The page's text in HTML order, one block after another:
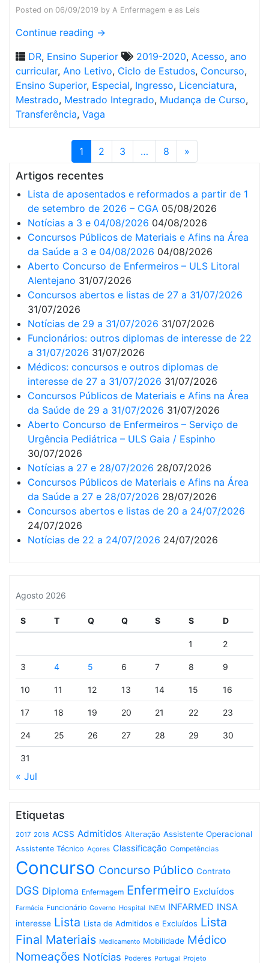
Posted on 06/09/2019 by A Enfermagem e as Leis
Continue reading →
DR, Ensino Superior 2019-2020, Acesso, ano
curricular, Ano Letivo, Ciclo de Estudos, Concurso,
Ensino Superior, Especial, Ingresso, Licenciatura,
Mestrado, Mestrado Integrado, Mudança de Curso,
Transferência, Vaga
1 2 3 … 8 »
Artigos recentes
Lista de aposentados e reformados a partir de 1
de setembro de 2026 – CGA 05/08/2026
Notícias a 3 e 04/08/2026 04/08/2026
Concursos Públicos de Materiais e Afins na Área
da Saúde a 3 e 04/08/2026 04/08/2026
Aberto Concurso de Enfermeiros – ULS Litoral
Alentejano 31/07/2026
Concursos abertos e listas de 27 a 31/07/2026
31/07/2026
Notícias de 29 a 31/07/2026 31/07/2026
Funcionários: outros diplomas de interesse de 22
a 31/07/2026 31/07/2026
Médicos: concursos e outros diplomas de
interesse de 27 a 31/07/2026 31/07/2026
Concursos Públicos de Materiais e Afins na Área
da Saúde de 29 a 31/07/2026 31/07/2026
Aberto Concurso de Enfermeiros – Serviço de
Urgência Pediátrica – ULS Gaia / Espinho
30/07/2026
Notícias a 27 e 28/07/2026 28/07/2026
Concursos Públicos de Materiais e Afins na Área
da Saúde a 27 e 28/07/2026 28/07/2026
Concursos abertos e listas de 20 a 24/07/2026
24/07/2026
Notícias de 22 a 24/07/2026 24/07/2026
Agosto 2026
S T Q Q S S D
1 2
3 4 5 6 7 8 9
10 11 12 13 14 15 16
17 18 19 20 21 22 23
24 25 26 27 28 29 30
31
« Jul
Etiquetas
2017 2018 ACSS Admitidos Alteração Assistente Operacional
Assistente Técnico Açores Classificação Competências
Concurso Concurso Público Contrato
DGS Diploma Enfermagem Enfermeiro Excluídos
Farmácia Funcionário Governo Hospital INEM INFARMED INSA
interesse Lista Lista de Admitidos e Excluídos Lista
Final Materiais Medicamento Mobilidade Médico
Nomeações Notícias Poderes Portugal Projeto